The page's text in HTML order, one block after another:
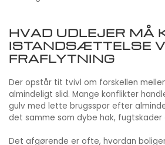
HVAD UDLEJER MÅ
ISTANDSÆTTELSE
FRAFLYTNING
Der opstår tit tvivl om forskellen
almindeligt slid. Mange konflikter
gulv med lette brugsspor efter
det samme som dybe hak, fugtskader
Det afgørende er ofte, hvordan